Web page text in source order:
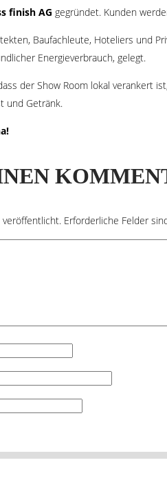
finish AG gegründet. Kunden
Baufachleute, Hoteliers und
Energieverbrauch, gelegt.
der Show Room lokal verankert
und Getränk.
veröffentlicht. Erforderliche Felder